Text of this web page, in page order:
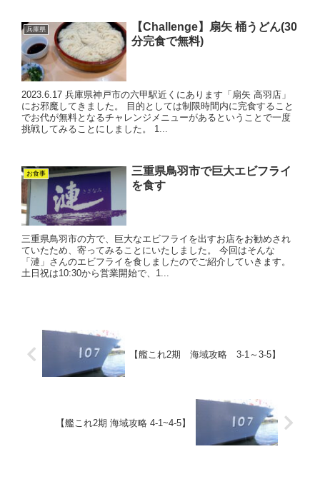
兵庫県
【Challenge】扇矢 桶うどん(30
分完食で無料)
2023.6.17 兵庫県神戸市の六甲駅近くにあります「扇矢 高羽店」
にお邪魔してきました。 目的としては制限時間内に完食すること
でお代が無料となるチャレンジメニューがあるということで一度
挑戦してみることにしました。 1...
お食事
三重県鳥羽市で巨大エビフライ
を食す
三重県鳥羽市の方で、巨大なエビフライを出すお店をお勧めされ
ていたため、寄ってみることにいたしました。 今回はそんな
「漣」さんのエビフライを食しましたのでご紹介していきます。
土日祝は10:30から営業開始で、1...
【艦これ2期 海域攻略 3-1～3-5】
【艦これ2期 海域攻略 4-1~4-5】